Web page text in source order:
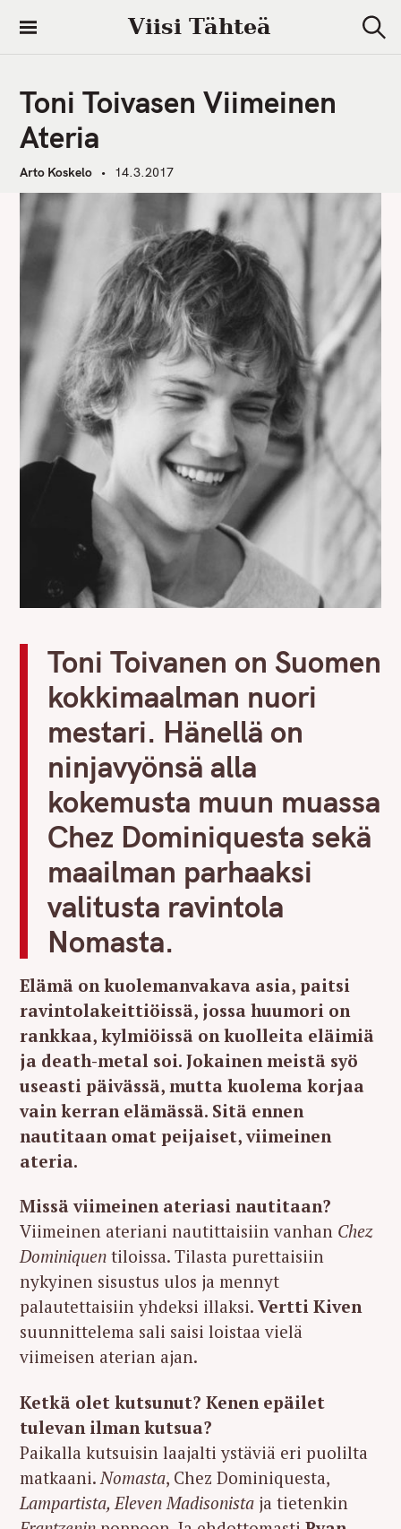
i
Viisi Tähteä
e
Toni Toivasen Viimeinen
Ateria
Arto Koskelo 14.3.2017
Toni Toivanen on Suomen
kokkimaalman nuori
mestari. Hänellä on
ninjavyönsä alla
kokemusta muun muassa
Chez Dominiquesta sekä
maailman parhaaksi
valitusta ravintola
Nomasta.
Elämä on kuolemanvakava asia, paitsi
ravintolakeittiöissä, jossa huumori on
rankkaa, kylmiöissä on kuolleita eläimiä
ja death-metal soi. Jokainen meistä syö
useasti päivässä, mutta kuolema korjaa
vain kerran elämässä. Sitä ennen
nautitaan omat peijaiset, viimeinen
ateria.
Missä viimeinen ateriasi nautitaan?
Viimeinen ateriani nautittaisiin vanhan Chez
Dominiquen tiloissa. Tilasta purettaisiin
nykyinen sisustus ulos ja mennyt
palautettaisiin yhdeksi illaksi. Vertti Kiven
suunnittelema sali saisi loistaa vielä
viimeisen aterian ajan.
Ketkä olet kutsunut? Kenen epäilet
tulevan ilman kutsua?
Paikalla kutsuisin laajalti ystäviä eri puolilta
matkaani.Nomasta, Chez Dominiquesta,
Lampartista, Eleven Madisonista ja tietenkin